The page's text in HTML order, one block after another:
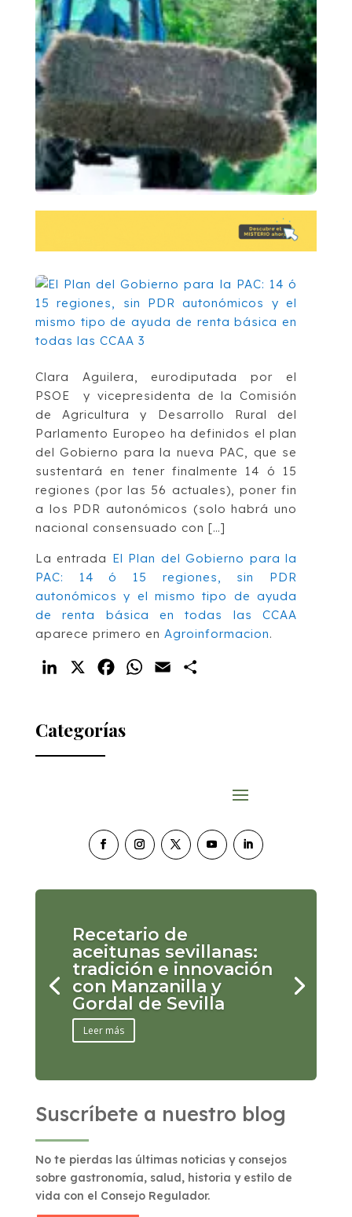
Clara Aguilera, eurodiputada por el
PSOE y vicepresidenta de la Comisión
de Agricultura y Desarrollo Rural del
Parlamento Europeo ha definidos el plan
del Gobierno para la nueva PAC, que se
sustentará en tener finalmente 14 ó 15
regiones (por las 56 actuales), poner fin
a los PDR autonómicos (solo habrá uno
nacional consensuado con […]
La entrada El Plan del Gobierno para la
PAC: 14 ó 15 regiones, sin PDR
autonómicos y el mismo tipo de ayuda
de renta básica en todas las CCAA
aparece primero en Agroinformacion.
LinkedIn FacebookWhatsApp
Email
Categorías
Recetario de
aceitunas sevillanas:
tradición e innovación
con Manzanilla y
Gordal de Sevilla
Leer más
Suscríbete a nuestro blog
No te pierdas las últimas noticias y consejos
sobre gastronomía, salud, historia y estilo de
vida con el Consejo Regulador.